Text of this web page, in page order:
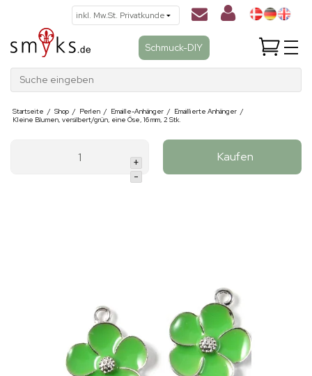
Schmuck-DIY
Suche eingeben
Startseite / Shop / Perlen / Emaille-Anhänger / Emaillierte Anhänger /
Kleine Blumen, versilbert/grün, eine Öse, 16 mm, 2 Stk.
+
-
Kaufen